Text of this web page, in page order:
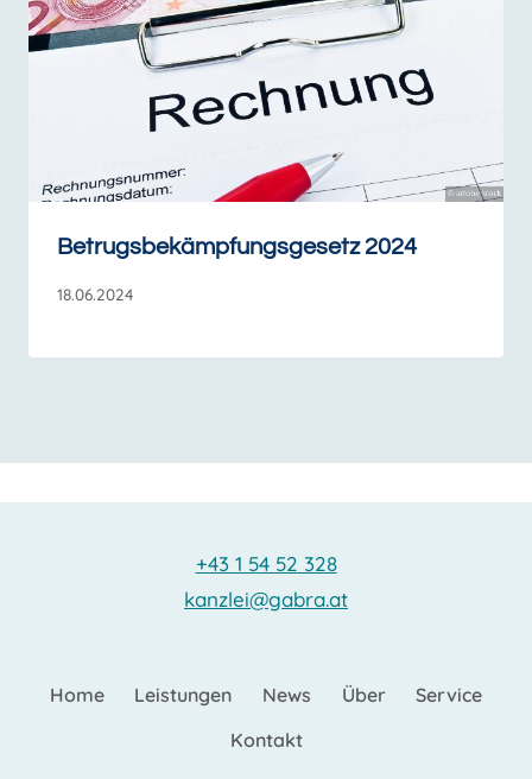
Betrugsbekämpfungsgesetz 2024
18.06.2024
+43 1 54 52 328
kanzlei@gabra.at
Home Leistungen News Über
Service
Kontakt